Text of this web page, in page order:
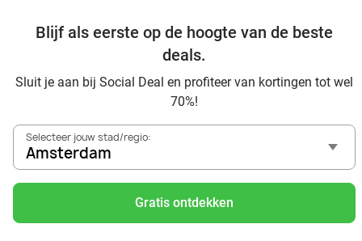
Blijf als eerste op de hoogte van de beste
deals.
Sluit je aan bij Social Deal en profiteer van kortingen tot wel
70%!
Selecteer jouw stad/regio:
Amsterdam
Gratis ontdekken
Amsterdam
Ga voordelig de padelbaan op met Social Deal in de buurt
Geniet van je vakantie in Amsterdam in Nederland met
Ontdek voordelig Pilates in Amsterdam - Social Deal
Ervaar de kwaliteit van het Van der Valk hotel in
Amsterdam en omgeving
Voordelig genieten bij Sunparks met korting vanuit
Ervaar de warme sfeer van het Douwe Egberts Café